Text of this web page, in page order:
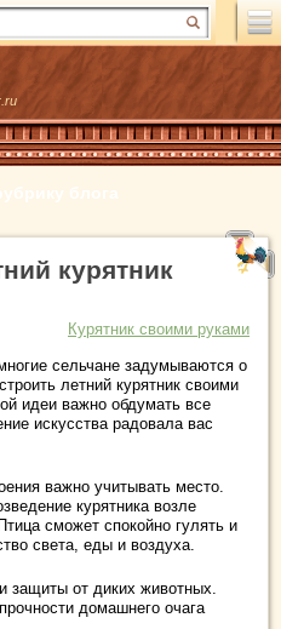
блога
курятник
Курятник своими руками
сельчане задумываются о
летний курятник своими
идеи важно обдумать все
искусства радовала вас
важно учитывать место.
курятника возле
сможет спокойно гулять и
света, еды и воздуха.
защиты от диких животных.
домашнего очага